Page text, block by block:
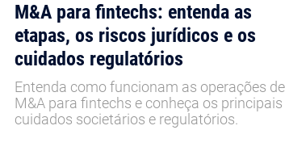
M&A para fintechs: entenda as
etapas, os riscos jurídicos e os
cuidados regulatórios
Entenda como funcionam as operações de
M&A para fintechs e conheça os principais
cuidados societários e regulatórios.